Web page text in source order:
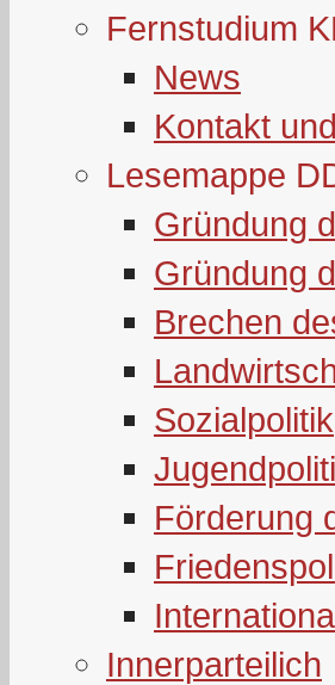
Fernstudium
News
Kontakt
Lesemappe
Gründung
Gründung
Brechen
Sozialpolitik
Förderung
Innerparteilich